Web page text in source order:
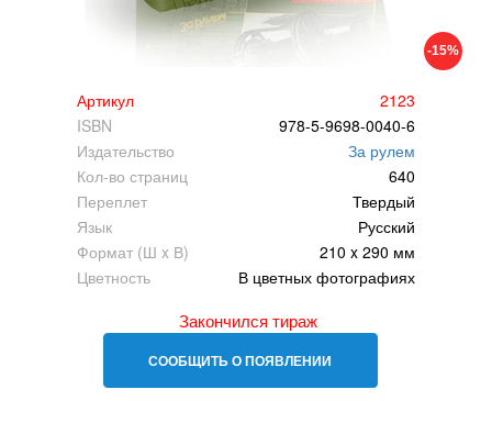
-15%
Артикул
2123
ISBN
978-5-9698-0040-6
Издательство
За рулем
Кол-во страниц
640
Переплет
Твердый
Язык
Русский
Формат (Ш x В)
210 x 290 мм
Цветность
В цветных фотографиях
Закончился тираж
СООБЩИТЬ О ПОЯВЛЕНИИ